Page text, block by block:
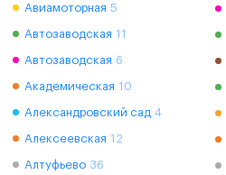
Авиамоторная 5
Автозаводская 11
Автозаводская 6
Академическая 10
Александровский сад 4
Алексеевская 12
Алтуфьево 36